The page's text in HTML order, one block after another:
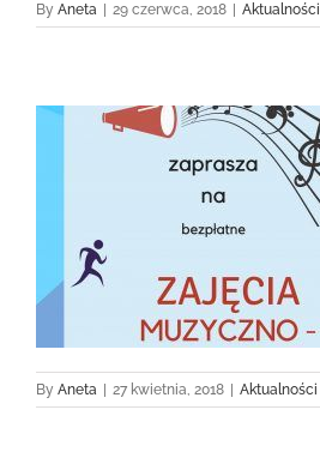
By Aneta 29 czerwca, 2018 Aktualności
By Aneta 27 kwietnia, 2018 Aktualności